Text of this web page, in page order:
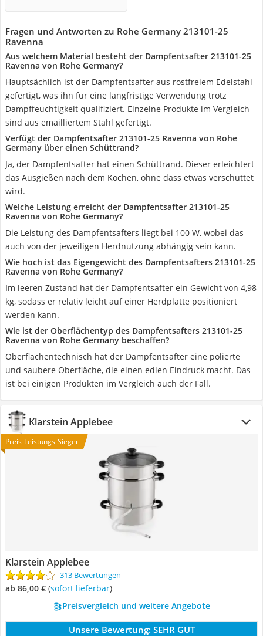
Fragen und Antworten zu Rohe Germany 213101-25
Ravenna
Aus welchem Material besteht der Dampfentsafter 213101-25
Ravenna von Rohe Germany?
Hauptsächlich ist der Dampfentsafter aus rostfreiem Edelstahl
gefertigt, was ihn für eine langfristige Verwendung trotz
Dampffeuchtigkeit qualifiziert. Einzelne Produkte im Vergleich
sind aus emailliertem Stahl gefertigt.
Verfügt der Dampfentsafter 213101-25 Ravenna von Rohe
Germany über einen Schüttrand?
Ja, der Dampfentsafter hat einen Schüttrand. Dieser erleichtert
das Ausgießen nach dem Kochen, ohne dass etwas verschüttet
wird.
Welche Leistung erreicht der Dampfentsafter 213101-25
Ravenna von Rohe Germany?
Die Leistung des Dampfentsafters liegt bei 100 W, wobei das
auch von der jeweiligen Herdnutzung abhängig sein kann.
Wie hoch ist das Eigengewicht des Dampfentsafters 213101-25
Ravenna von Rohe Germany?
Im leeren Zustand hat der Dampfentsafter ein Gewicht von 4,98
kg, sodass er relativ leicht auf einer Herdplatte positioniert
werden kann.
Wie ist der Oberflächentyp des Dampfentsafters 213101-25
Ravenna von Rohe Germany beschaffen?
Oberflächentechnisch hat der Dampfentsafter eine polierte
und saubere Oberfläche, die einen edlen Eindruck macht. Das
ist bei einigen Produkten im Vergleich auch der Fall.
Klarstein Applebee
Preis-Leistungs-Sieger
Klarstein Applebee
313 Bewertungen
ab 86,00 € ( Sofort lieferbar)
Preisvergleich und weitere Angebote
Unsere Bewertung: SEHR GUT